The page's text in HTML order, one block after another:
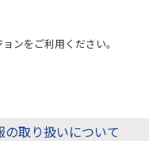
ンをご利用ください。
取り扱いについて